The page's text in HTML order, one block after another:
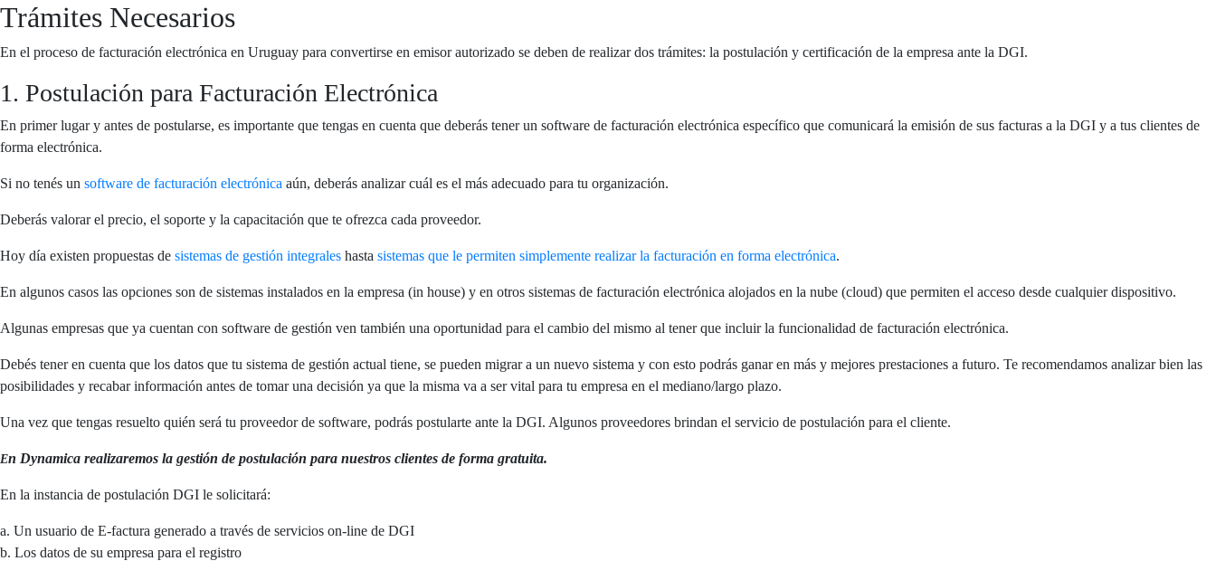
Trámites Necesarios
En el proceso de facturación electrónica en Uruguay para convertirse en emisor autorizado se deben de realizar dos trámites: la postulación y certificación de la empresa ante la DGI.
1. Postulación para Facturación Electrónica
En primer lugar y antes de postularse, es importante que tengas en cuenta que deberás tener un software de facturación electrónica específico que comunicará la emisión de sus facturas a la DGI y a tus clientes de
forma electrónica.
Si no tenés un software de facturación electrónica aún, deberás analizar cuál es el más adecuado para tu organización.
Deberás valorar el precio, el soporte y la capacitación que te ofrezca cada proveedor.
Hoy día existen propuestas de sistemas de gestión integrales hasta sistemas que le permiten simplemente realizar la facturación en forma electrónica.
En algunos casos las opciones son de sistemas instalados en la empresa (in house) y en otros sistemas de facturación electrónica alojados en la nube (cloud) que permiten el acceso desde cualquier dispositivo.
Algunas empresas que ya cuentan con software de gestión ven también una oportunidad para el cambio del mismo al tener que incluir la funcionalidad de facturación electrónica.
Debés tener en cuenta que los datos que tu sistema de gestión actual tiene, se pueden migrar a un nuevo sistema y con esto podrás ganar en más y mejores prestaciones a futuro. Te recomendamos analizar bien las
posibilidades y recabar información antes de tomar una decisión ya que la misma va a ser vital para tu empresa en el mediano/largo plazo.
Una vez que tengas resuelto quién será tu proveedor de software, podrás postularte ante la DGI. Algunos proveedores brindan el servicio de postulación para el cliente.
En Dynamica realizaremos la gestión de postulación para nuestros clientes de forma gratuita.
En la instancia de postulación DGI le solicitará:
a. Un usuario de E-factura generado a través de servicios on-line de DGI
b. Los datos de su empresa para el registro